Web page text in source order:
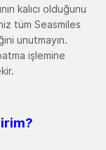
kalıcı olduğunu
tüm Seasmiles
unutmayın.
işlemine
?